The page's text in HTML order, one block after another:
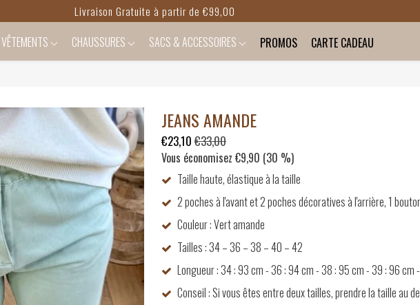
Livraison Gratuite à partir de €99,00
VÊTEMENTS CHAUSSURES SACS & ACCESSOIRES PROMOS CARTE CADEAU
JEANS AMANDE
€23,10 €33,00
Vous économisez €9,90 (30 %)
Taille haute, élastique à la taille
2 poches à l'avant et 2 poches décoratives à l'arrière, 1
Couleur : Vert amande
Tailles : 34 – 36 – 38 – 40 – 42
Longueur : 34 : 93 cm - 36 : 94 cm - 38 : 95 cm - 39 : 96 cm
Conseil : Si vous êtes entre deux tailles, prendre la taille au